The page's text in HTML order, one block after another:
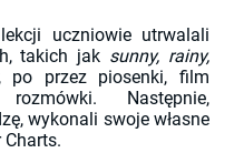
uczniowie utrwalali
takich jak sunny, rainy,
po przez piosenki, film
Następnie,
wykonali swoje własne